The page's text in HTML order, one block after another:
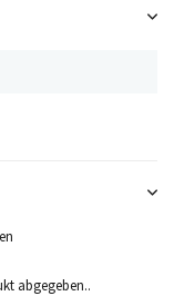
abgegeben..